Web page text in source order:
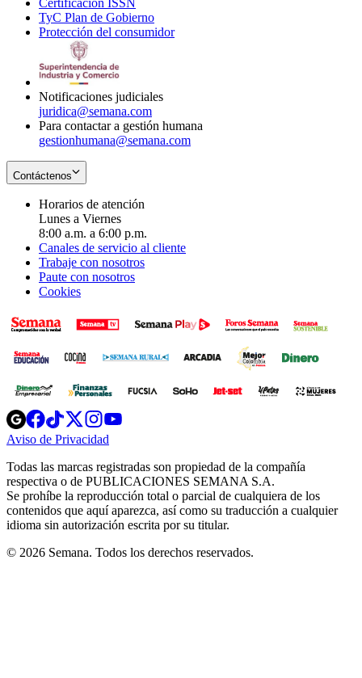
new
window
Certificación ISSN
in
new
TyC Plan de Gobierno
in
Protección del consumidorOpens
Notificaciones judiciales
juridica@semana.com
Para contactar a gestión humana
gestionhumana@semana.com
Contáctenos
Horarios de atención
Lunes a Viernes
8:00 a.m. a 6:00 p.m.
Canales de servicio al cliente
Trabaje con nosotros
Paute con nosotros
Cookies
Opens
in
new
Opens
in
new
Opens
in
new
window
Opens
new
windowwindow
Aviso de Privacidad
new
window
Todas las marcas registradas son propiedad de la compañía
respectiva o de PUBLICACIONES SEMANA S.A.
Se prohíbe la reproducción total o parcial de cualquiera de los
contenidos que aquí aparezca, así como su traducción a cualquier
idioma sin autorización escrita por su titular.
© 2026 Semana. Todos los derechos reservados.